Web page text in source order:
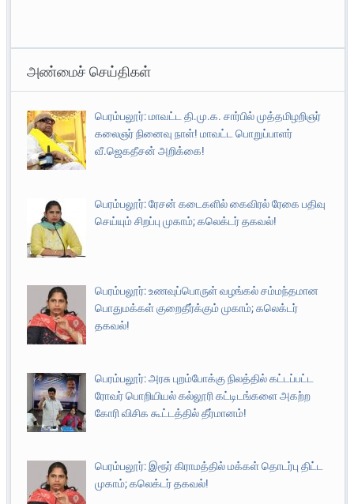
அண்மைச் செய்திகள்
பெரம்பலூர்: மாவட்ட தி.மு.க. சார்பில் முத்தமிழறிஞர்
கலைஞர் நினைவு நாள்! மாவட்ட பொறுப்பாளர்
வீ.ஜெகதீசன் அறிக்கை!
பெரம்பலூர்: ரேசன் கடைகளில் கைவிரல் ரேகை பதிவு
செய்யும் சிறப்பு முகாம்; கலெக்டர் தகவல்!
பெரம்பலூர்: உணவுப்பொருள் வழங்கல் சம்மந்தமான
பொதுமக்கள் குறைதீர்க்கும் முகாம்; கலெக்டர்
தகவல்!
பெரம்பலூர்: அரசு புறம்போக்கு நிலத்தில் கட்டப்பட்ட
ரோவர் பொறியியல் கல்லூரி கட்டிடங்களை அகற்ற
கோரி விசிக கூட்டத்தில் தீர்மானம்!
பெரம்பலூர்: இரூர் கிராமத்தில் மக்கள் தொடர்பு திட்ட
முகாம்; கலெக்டர் தகவல்!